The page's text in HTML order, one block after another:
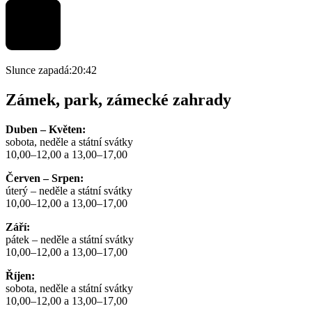
Slunce zapadá:20:42
Zámek, park, zámecké zahrady
Duben – Květen:
sobota, neděle a státní svátky
10,00–12,00 a 13,00–17,00
Červen – Srpen:
úterý – neděle a státní svátky
10,00–12,00 a 13,00–17,00
Září:
pátek – neděle a státní svátky
10,00–12,00 a 13,00–17,00
Říjen:
sobota, neděle a státní svátky
10,00–12,00 a 13,00–17,00